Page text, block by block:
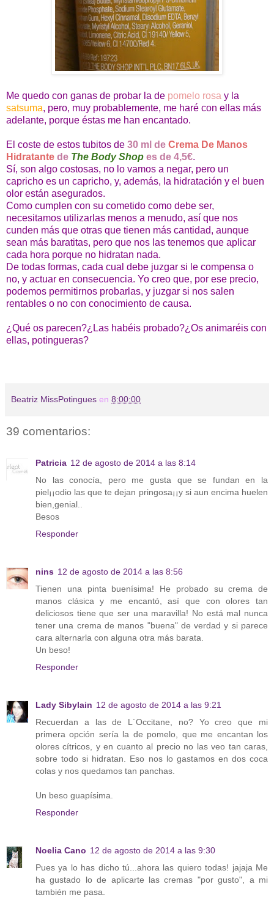
Me quedo con ganas de probar la de pomelo rosa y la
satsuma, pero, muy probablemente, me haré con ellas más
adelante, porque éstas me han encantado.
El coste de estos tubitos de 30 ml de Crema De Manos
Hidratante de The Body Shop es de 4,5€.
Sí, son algo costosas, no lo vamos a negar, pero un
capricho es un capricho, y, además, la hidratación y el buen
olor están asegurados.
Como cumplen con su cometido como debe ser,
necesitamos utilizarlas menos a menudo, así que nos
cunden más que otras que tienen más cantidad, aunque
sean más baratitas, pero que nos las tenemos que aplicar
cada hora porque no hidratan nada.
De todas formas, cada cual debe juzgar si le compensa o
no, y actuar en consecuencia. Yo creo que, por ese precio,
podemos permitirnos probarlas, y juzgar si nos salen
rentables o no con conocimiento de causa.
¿Qué os parecen?¿Las habéis probado?¿Os animaréis con
ellas, potingueras?
Beatriz MissPotingues en 8:00:00
39 comentarios:
Patricia 12 de agosto de 2014 a las 8:14
No las conocía, pero me gusta que se fundan en la
piel¡¡odio las que te dejan pringosa¡¡y si aun encima huelen
bien,genial..
Besos
Responder
nins 12 de agosto de 2014 a las 8:56
Tienen una pinta buenísima! He probado su crema de
manos clásica y me encantó, así que con olores tan
deliciosos tiene que ser una maravilla! No está mal nunca
tener una crema de manos "buena" de verdad y si parece
cara alternarla con alguna otra más barata.
Un beso!
Responder
Lady Sibylain 12 de agosto de 2014 a las 9:21
Recuerdan a las de L´Occitane, no? Yo creo que mi
primera opción sería la de pomelo, que me encantan los
olores cítricos, y en cuanto al precio no las veo tan caras,
sobre todo si hidratan. Eso nos lo gastamos en dos coca
colas y nos quedamos tan panchas.
Un beso guapísima.
Responder
Noelia Cano 12 de agosto de 2014 a las 9:30
Pues ya lo has dicho tú...ahora las quiero todas! jajaja Me
ha gustado lo de aplicarte las cremas "por gusto", a mi
también me pasa.